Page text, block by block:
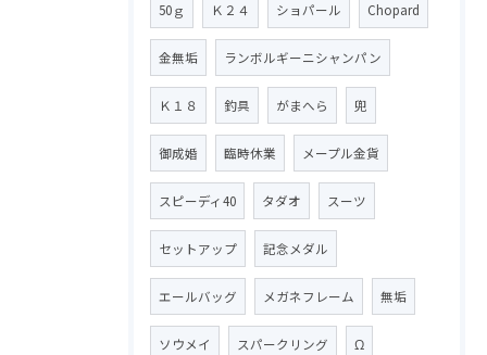
50ｇ Ｋ２４ ショパール Chopard
金無垢 ランボルギーニシャンパン
Ｋ１８ 釣具 がまへら 兜
御成婚 臨時休業 メープル金貨
スピーディ40 タダオ スーツ
セットアップ 記念メダル
エールバッグ メガネフレーム 無垢
ソウメイ スパークリング Ω